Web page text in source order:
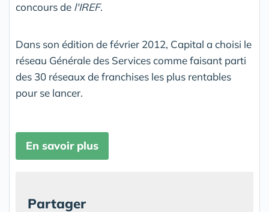
concours de l'IREF.
Dans son édition de février 2012, Capital a choisi le
réseau Générale des Services comme faisant parti
des 30 réseaux de franchises les plus rentables
pour se lancer.
En savoir plus
Partager